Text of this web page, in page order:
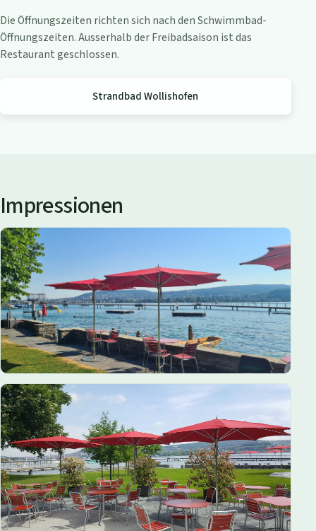
i
c
h
e
Die Öffnungszeiten richten sich nach den Schwimmbad-
Öffnungszeiten. Ausserhalb der Freibadsaison ist das
Restaurant geschlossen.
Strandbad Wollishofen
Impressionen